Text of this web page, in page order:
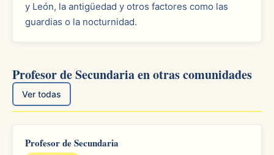
y León, la antigüedad y otros factores como las
guardias o la nocturnidad.
Profesor de Secundaria en otras comunidades
Ver todas
Profesor de Secundaria